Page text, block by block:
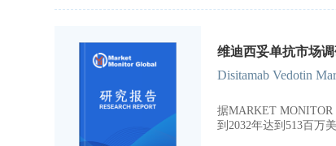
维迪西妥单抗市场
Disitamab Vedotin
据MARKET MONITOR
到2032年达到513百万美